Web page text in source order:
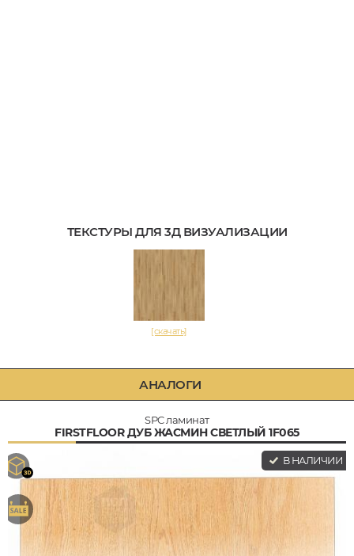
ТЕКСТУРЫ ДЛЯ 3Д ВИЗУАЛИЗАЦИИ
[скачать]
АНАЛОГИ
SPC ламинат
FIRSTFLOOR ДУБ ЖАСМИН СВЕТЛЫЙ 1F065
В НАЛИЧИИ